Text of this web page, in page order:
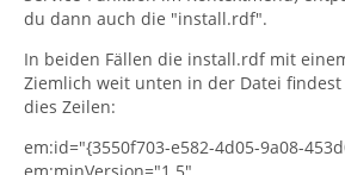
du dann auch die "install.rdf".
In beiden Fällen die install.rdf mit
Ziemlich weit unten in der Datei
dies Zeilen:
em:id="{3550f703-e582-4d05-9a08-